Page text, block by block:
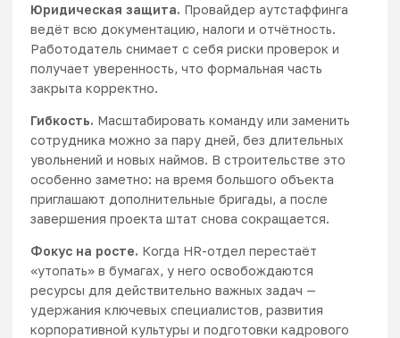
Юридическая защита. Провайдер аутстаффинга
ведёт всю документацию, налоги и отчётность.
Работодатель снимает с себя риски проверок и
получает уверенность, что формальная часть
закрыта корректно.
Гибкость. Масштабировать команду или заменить
сотрудника можно за пару дней, без длительных
увольнений и новых наймов. В строительстве это
особенно заметно: на время большого объекта
приглашают дополнительные бригады, а после
завершения проекта штат снова сокращается.
Фокус на росте. Когда HR-отдел перестаёт
«утопать» в бумагах, у него освобождаются
ресурсы для действительно важных задач —
удержания ключевых специалистов, развития
корпоративной культуры и подготовки кадрового